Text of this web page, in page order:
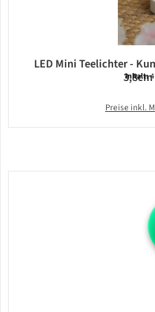
LED Mini Teelichter -
Inhalt:
Preise inkl.